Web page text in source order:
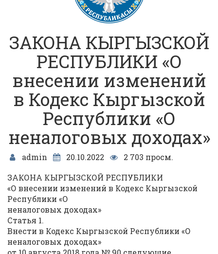
ЗАКОНА КЫРГЫЗСКОЙ
РЕСПУБЛИКИ «О
внесении изменений
в Кодекс Кыргызской
Республики «О
неналоговых доходах»
admin 20.10.2022
2 703 просм.
ЗАКОНА КЫРГЫЗСКОЙ РЕСПУБЛИКИ
«О внесении изменений в Кодекс Кыргызской
Республики «О
неналоговых доходах»
Статья 1.
Внести в Кодекс Кыргызской Республики «О
неналоговых доходах»